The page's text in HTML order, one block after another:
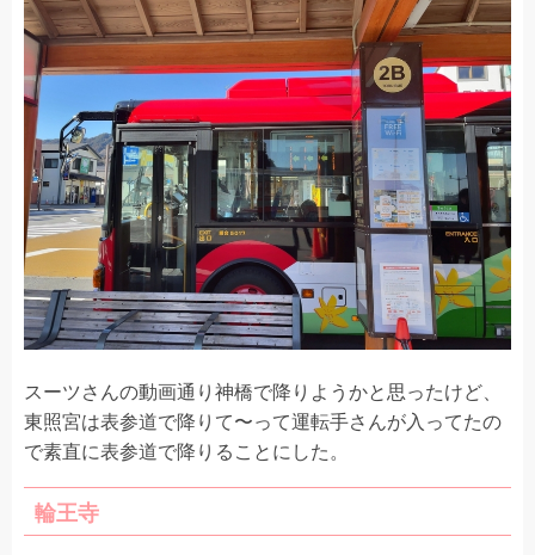
スーツさんの動画通り神橋で降りようかと思ったけど、
東照宮は表参道で降りて〜って運転手さんが入ってたの
で素直に表参道で降りることにした。
輪王寺